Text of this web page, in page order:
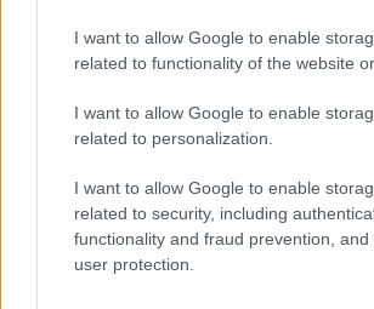
I want to allow Google to enable
related to functionality of the website
I want to allow Google to enable
related to personalization.
I want to allow Google to enable
related to security, including
functionality and fraud prevention, and
user protection.
Kimči jako přírodní
pomůcka
Kimchi je přírodní trávicí pomůcka,
pro jídla zaměřená na zdraví
fermentace v kimchi vede k tvorbě
probiotik. Tato probiotika pomáhají
vyváženou střevní flóru, což vede k
Přidání kimči do jídelníčku může